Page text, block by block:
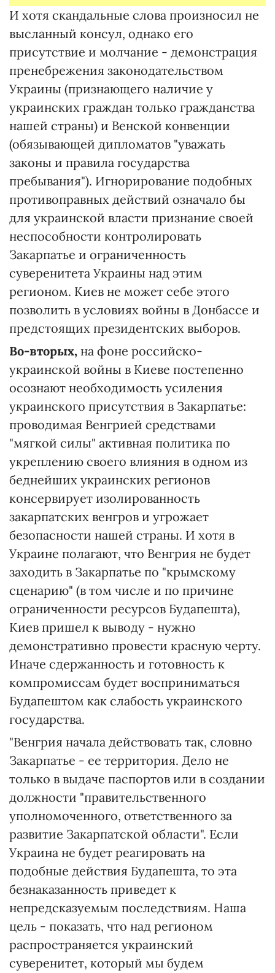
И хотя скандальные слова произносил не
высланный консул, однако его
присутствие и молчание - демонстрация
пренебрежения законодательством
Украины (признающего наличие у
украинских граждан только гражданства
нашей страны) и Венской конвенции
(обязывающей дипломатов "уважать
законы и правила государства
пребывания"). Игнорирование подобных
противоправных действий означало бы
для украинской власти признание своей
неспособности контролировать
Закарпатье и ограниченность
суверенитета Украины над этим
регионом. Киев не может себе этого
позволить в условиях войны в Донбассе и
предстоящих президентских выборов.
Во-вторых, на фоне российско-
украинской войны в Киеве постепенно
осознают необходимость усиления
украинского присутствия в Закарпатье:
проводимая Венгрией средствами
"мягкой силы" активная политика по
укреплению своего влияния в одном из
беднейших украинских регионов
консервирует изолированность
закарпатских венгров и угрожает
безопасности нашей страны. И хотя в
Украине полагают, что Венгрия не будет
заходить в Закарпатье по "крымскому
сценарию" (в том числе и по причине
ограниченности ресурсов Будапешта),
Киев пришел к выводу - нужно
демонстративно провести красную черту.
Иначе сдержанность и готовность к
компромиссам будет восприниматься
Будапештом как слабость украинского
государства.
"Венгрия начала действовать так, словно
Закарпатье - ее территория. Дело не
только в выдаче паспортов или в создании
должности "правительственного
уполномоченного, ответственного за
развитие Закарпатской области". Если
Украина не будет реагировать на
подобные действия Будапешта, то эта
безнаказанность приведет к
непредсказуемым последствиям. Наша
цель - показать, что над регионом
распространяется украинский
суверенитет, который мы будем